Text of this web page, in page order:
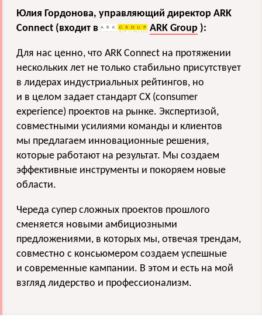
Юлия Гордонова, управляющий директор ARK
Connect (входит в
ARK Group ):
Для нас ценно, что ARK Connect на протяжении
нескольких лет не только стабильно присутствует
в лидерах индустриальных рейтингов, но
и в целом задает стандарт CX (consumer
experience) проектов на рынке. Экспертизой,
совместными усилиями команды и клиентов
мы предлагаем инновационные решения,
которые работают на результат. Мы создаем
эффективные инструменты и покоряем новые
области.
Череда супер сложных проектов прошлого
сменяется новыми амбициозными
предложениями, в которых мы, отвечая трендам,
совместно с консьюмером создаем успешные
и современные кампании. В этом и есть на мой
взгляд лидерство и профессионализм.